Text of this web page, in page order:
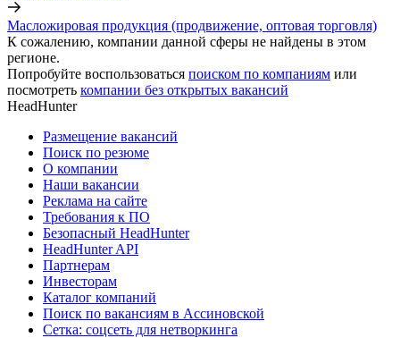
Масложировая продукция (продвижение, оптовая торговля)
К сожалению, компании данной сферы не найдены в этом
регионе.
Попробуйте воспользоваться поиском по компаниям или
посмотреть компании без открытых вакансий
HeadHunter
Размещение вакансий
Поиск по резюме
О компании
Наши вакансии
Реклама на сайте
Требования к ПО
Безопасный HeadHunter
HeadHunter API
Партнерам
Инвесторам
Каталог компаний
Поиск по вакансиям в Ассиновской
Сетка: соцсеть для нетворкинга